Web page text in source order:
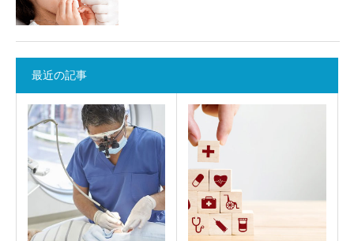
最近の記事